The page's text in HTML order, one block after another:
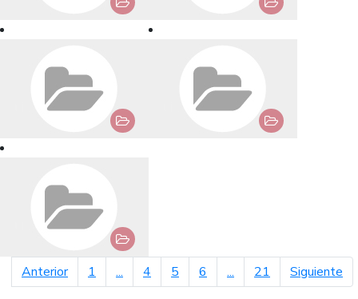
Anteriorpágina anterior
1 ... 4 5 6 ... 21 Siguiente